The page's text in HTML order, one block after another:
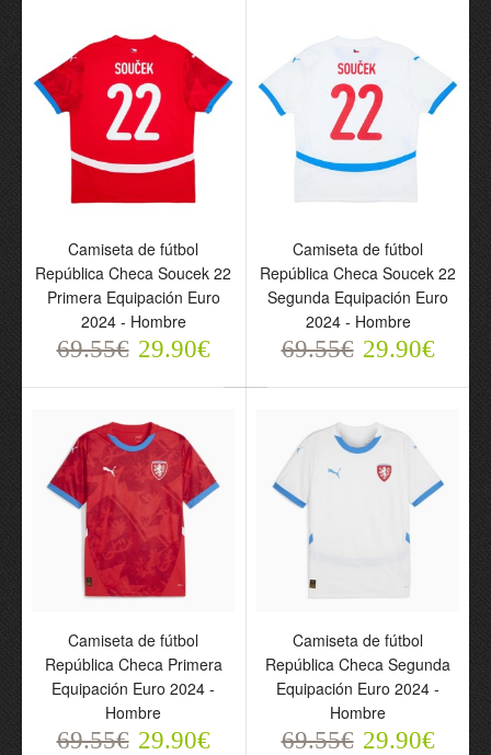
República Checa Soucek
22 Primera Equipación
Euro 2024 - Hombre
69.55€ 29.90€
República Checa Soucek
22 Segunda Equipación
Euro 2024 - Hombre
69.55€ 29.90€
Camiseta de fútbol
República Checa Primera
Equipación Euro 2024 -
Hombre
69.55€
República Checa
Segunda Equipación
Euro 2024 - Hombre
69.55€ 29.90€
Camiseta de fútbol
República Checa Soucek 22
Primera Equipación Euro
2024 - Hombre
69.55€ 29.90€
Camiseta de fútbol
República Checa Soucek 22
Segunda Equipación Euro
2024 - Hombre
69.55€ 29.90€
Camiseta de fútbol
República Checa Primera
Equipación Euro 2024 -
Hombre
69.55€ 29.90€
Camiseta de fútbol
República Checa Segunda
Equipación Euro 2024 -
Hombre
69.55€ 29.90€